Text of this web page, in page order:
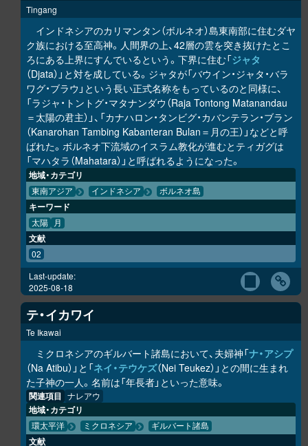
Tingang
インドネシアのカリマンタン（ボルネオ）島東南部に住むダヤ
ク族における至高神。人間界の上、42層の雲を突き抜けたとこ
ろにある上界にすんでいるという。下界に住む「ジャタ
（Djata）」と対を成している。ジャタが「バウイン・ジャタ・バラ
ワグ・ブラウ」という長い正式名称をもっているのと同様に、
「ラジャ・トントグ・マタナンダウ（Raja Tontong Matanandau
＝太陽の君主）」、「カナハロン・タンビグ・カバンテラン・ブラン
（Kanarohan Tambing Kabanteran Bulan＝月の王）」などと呼
ばれた。ボルネオ下流域のイスラム教化が進むとティガグは
「マハタラ（Mahatara）」と呼ばれるようになった。
地域・カテゴリ
東南アジア インドネシア ボルネオ島
キーワード
太陽 月
文献
02
Last-update:
2025-08-18
テ・イカワイ
Te Ikawai
ミクロネシアのギルバート諸島において、夫婦神「ナ・アシプ
（Na Atibu）」と「ネイ・テウケズ（Nei Teukez）」との間に生まれ
た子神の一人。名前は「年長者」といった意味。
関連項目 ナレアウ
地域・カテゴリ
環太平洋 ミクロネシア ギルバート諸島
文献